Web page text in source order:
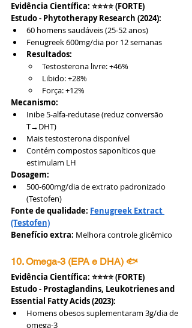
Evidência Científica: ⭐⭐⭐⭐ (FORTE)
Estudo - Phytotherapy Research (2024):
60 homens saudáveis (25-52 anos)
Fenugreek 600mg/dia por 12 semanas
Resultados:
Testosterona livre: +46%
Libido: +28%
Força: +12%
Mecanismo:
Inibe 5-alfa-redutase (reduz conversão
T→DHT)
Mais testosterona disponível
Contém compostos saponíticos que
estimulam LH
Dosagem:
500-600mg/dia de extrato padronizado
(Testofen)
Fonte de qualidade: Fenugreek Extract
(Testofen)
Benefício extra: Melhora controle glicêmico
10. Omega-3 (EPA e DHA) 🐟
Evidência Científica: ⭐⭐⭐⭐ (FORTE)
Estudo - Prostaglandins, Leukotrienes and
Essential Fatty Acids (2023):
Homens obesos suplementaram 3g/dia de
omega-3